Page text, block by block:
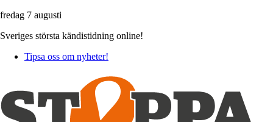
fredag 7 augusti
Sveriges största kändistidning online!
Tipsa oss om nyheter!